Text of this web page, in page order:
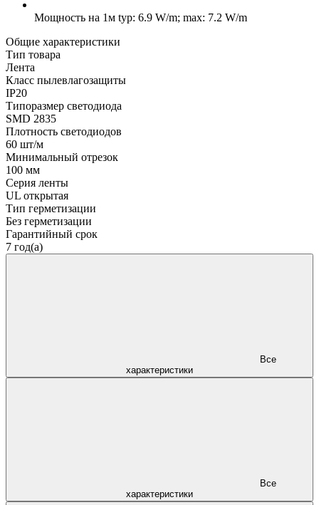
Мощность на 1м typ: 6.9 W/m; max: 7.2 W/m
Общие характеристики
Тип товара
Лента
Класс пылевлагозащиты
IP20
Типоразмер светодиода
SMD 2835
Плотность светодиодов
60 шт/м
Минимальный отрезок
100 мм
Серия ленты
UL открытая
Тип герметизации
Без герметизации
Гарантийный срок
7 год(а)
характеристики
характеристики